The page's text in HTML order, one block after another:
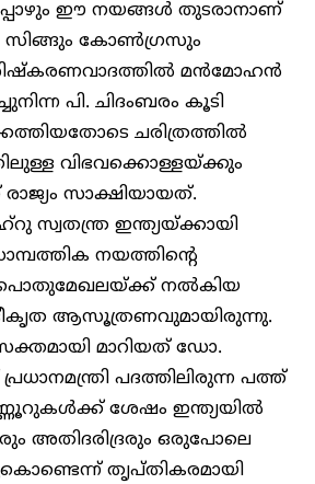
ഈ നയങ്ങൾ തുടരാനാണ്
കോൺഗ്രസും
മൻമോഹൻ
പി. ചിദംബരം കൂടി
ചരിത്രത്തിൽ
വിഭവക്കൊള്ളയ്ക്കും
സാക്ഷിയായത്.
സ്വതന്ത്ര ഇന്ത്യയ്ക്കായി
നയത്തിന്റെ
നല്‍കിയ
ആസൂത്രണവുമായിരുന്നു.
മാറിയത് ഡോ.
പദത്തിലിരുന്ന പത്ത്
ശേഷം ഇന്ത്യയിൽ
അതിദരിദ്രരും ഒരുപോലെ
തൃപ്തികരമായി